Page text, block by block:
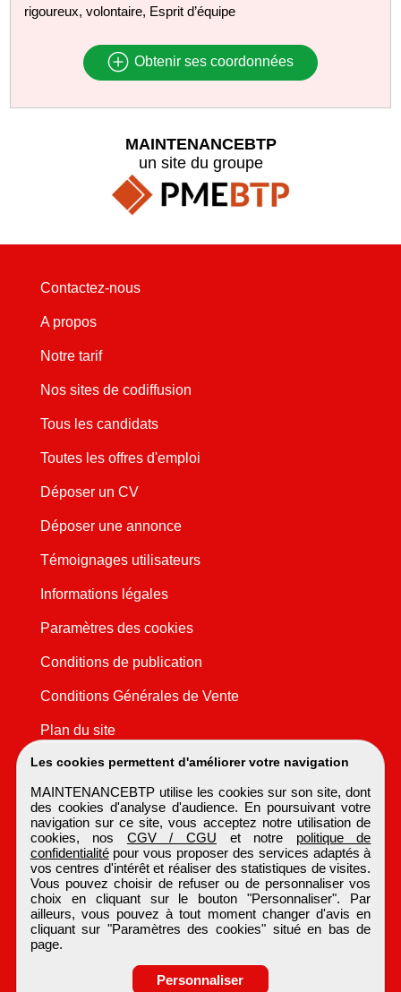
rigoureux, volontaire, Esprit d’équipe
Obtenir ses coordonnées
Les cookies permettent d'améliorer votre navigation
MAINTENANCEBTP utilise les cookies sur son site, dont
des cookies d'analyse d'audience. En poursuivant votre
navigation sur ce site, vous acceptez notre utilisation de
cookies, nos CGV / CGU et notre politique de
confidentialitépour vous proposer des services adaptés à
vos centres d'intérêt et réaliser des statistiques de visites.
Vous pouvez choisir de refuser ou de personnaliser vos
choix en cliquant sur le bouton "Personnaliser". Par
ailleurs, vous pouvez à tout moment changer d'avis en
cliquant sur "Paramètres des cookies" situé en bas de
page.
Personnaliser
MAINTENANCEBTP
un site du groupe
Contactez-nous
A propos
Notre tarif
Nos sites de codiffusion
Tous les candidats
Toutes les offres d'emploi
Déposer un CV
Déposer une annonce
Témoignages utilisateurs
Informations légales
Paramètres des cookies
Conditions de publication
Conditions Générales de Vente
Plan du site